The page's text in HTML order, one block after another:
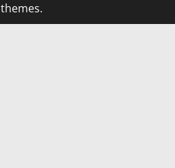
themes.